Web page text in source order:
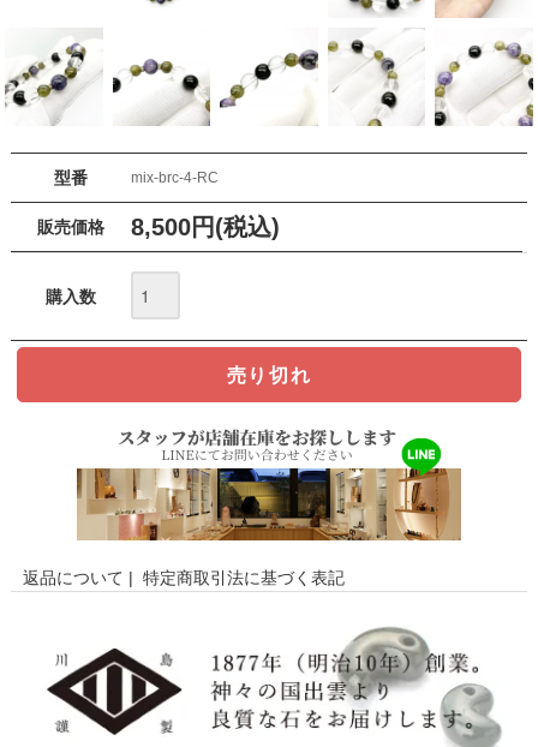
型番 mix-brc-4-RC
販売価格 8,500円(税込)
購入数
返品について | 特定商取引法に基づく表記